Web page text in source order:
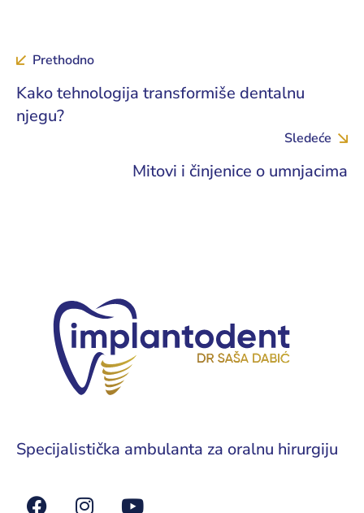
Prethodno
Kako tehnologija transformiše dentalnu
njegu?
Sledeće
Mitovi i činjenice o umnjacima
Specijalistička ambulanta za oralnu hirurgiju